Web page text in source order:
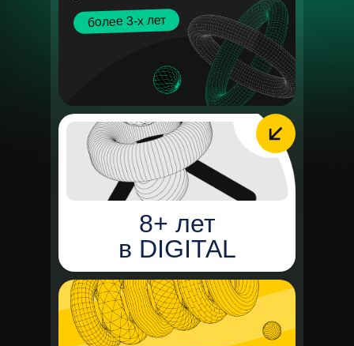
8+ лет
в DIGITAL
более 3-х лет